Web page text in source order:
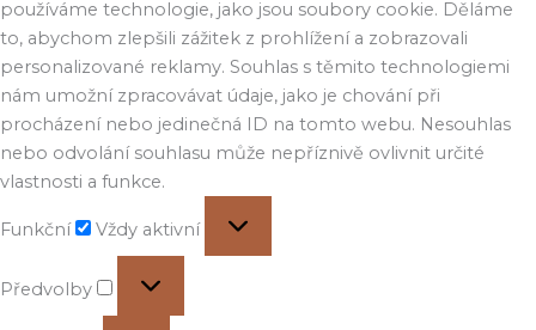
používáme technologie, jako jsou soubory cookie. Děláme
to, abychom zlepšili zážitek z prohlížení a zobrazovali
personalizované reklamy. Souhlas s těmito technologiemi
nám umožní zpracovávat údaje, jako je chování při
procházení nebo jedinečná ID na tomto webu. Nesouhlas
nebo odvolání souhlasu může nepříznivě ovlivnit určité
vlastnosti a funkce.
Funkční
Vždy aktivní
Předvolby